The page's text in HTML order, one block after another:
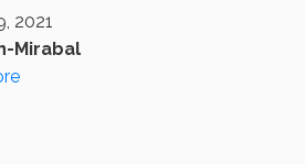
2021
Mirabal